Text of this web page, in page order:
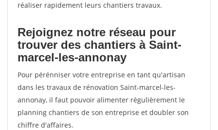
réaliser rapidement leurs chantiers travaux.
Rejoignez notre réseau pour
trouver des chantiers à Saint-
marcel-les-annonay
Pour pérénniser votre entreprise en tant qu'artisan
dans les travaux de rénovation Saint-marcel-les-
annonay, il faut pouvoir alimenter régulièrement le
planning chantiers de son entreprise et doubler son
chiffre d'affaires.